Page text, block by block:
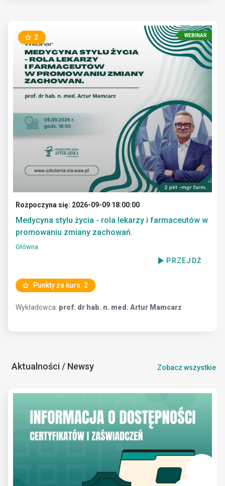
WEBINAR
2
Rozpoczyna się: 2026-09-09 18:00:00
Medycyna stylu życia - rola lekarzy i farmaceutów w
promowaniu zmiany zachowań.
Główna
PRZEJDŹ
Punkty za kurs: 2
Wykładowca: prof. dr hab. n. med. Artur Mamcarz
Aktualności / Newsy Zobacz wszystkie